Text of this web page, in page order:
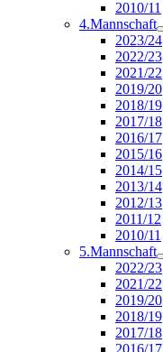
2010/11
4.Mannschaft
2023/24
2022/23
2021/22
2019/20
2018/19
2017/18
2016/17
2015/16
2014/15
2013/14
2012/13
2011/12
2010/11
5.Mannschaft
2022/23
2021/22
2019/20
2018/19
2017/18
2016/17